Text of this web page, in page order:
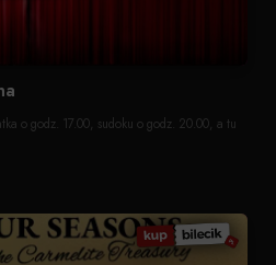
o godz. 17.00, sudoku o godz. 20.00, a tu